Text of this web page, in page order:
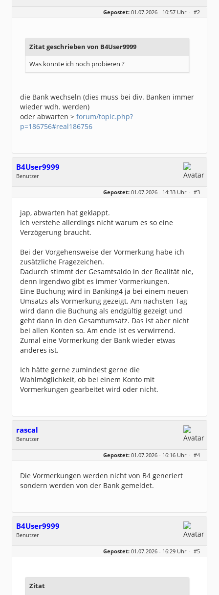
Dabei seit:
06 / 2008
Gepostet: 01.07.2026 - 10:57 Uhr · #2
Zitat geschrieben von B4User9999
Was könnte ich noch probieren ?
die Bank wechseln (dies muss bei div. Banken immer
wieder wdh. werden)
oder abwarten > forum/topic.php?
p=186756#real186756
B4User9999
Benutzer
Geschlecht:
keine Angabe
Dabei seit:
03 / 2024
Gepostet: 01.07.2026 - 14:33 Uhr · #3
jap, abwarten hat geklappt.
Ich verstehe allerdings nicht warum es so eine
Verzögerung braucht.
Bei der Vorgehensweise der Vormerkung habe ich
zusätzliche Fragezeichen.
Dadurch stimmt der Gesamtsaldo in der Realität nie,
denn irgendwo gibt es immer Vormerkungen.
Eine Buchung wird in Banking4 ja bei einem neuen
Umsatzs als Vormerkung gezeigt. Am nächsten Tag
wird dann die Buchung als endgültig gezeigt und
geht dann in den Gesamtumsatz. Das ist aber nicht
bei allen Konten so. Am ende ist es verwirrend.
Zumal eine Vormerkung der Bank wieder etwas
anderes ist.
Ich hätte gerne zumindest gerne die
Wahlmöglichkeit, ob bei einem Konto mit
Vormerkungen gearbeitet wird oder nicht.
rascal
Benutzer
Beiträge:
417
Gepostet: 01.07.2026 - 16:16 Uhr · #4
Die Vormerkungen werden nicht von B4 generiert
sondern werden von der Bank gemeldet.
B4User9999
Benutzer
Geschlecht:
keine Angabe
Dabei seit:
03 / 2024
Gepostet: 01.07.2026 - 16:29 Uhr · #5
Zitat